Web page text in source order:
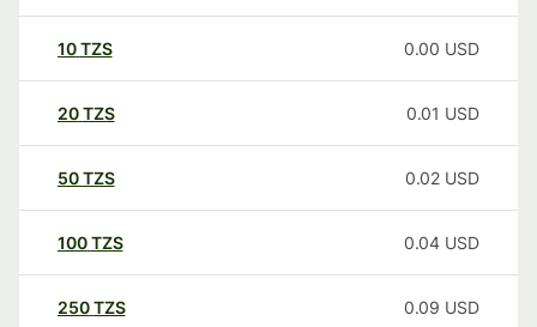
10TZS 0.00 USD
20TZS 0.01 USD
50TZS 0.02 USD
100TZS 0.04 USD
250TZS 0.09 USD